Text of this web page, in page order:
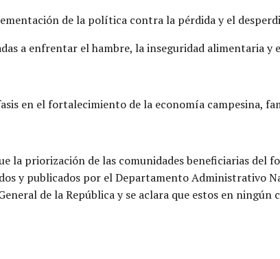
de la política contra la pérdida y el
a enfrentar el hambre, la inseguridad alimentaria y
en el fortalecimiento de la economía campesina,
la priorización de las comunidades beneficiarias del
y publicados por el Departamento Administrativo
de la República y se aclara que estos en